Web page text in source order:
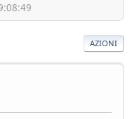
AZIONI